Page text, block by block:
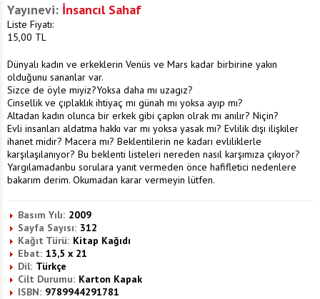
Yayınevi: İnsancıl Sahaf
Liste Fiyatı:
15,00 TL
Dünyalı kadın ve erkeklerin Venüs ve Mars kadar birbirine yakın
olduğunu sananlar var.
Sizce de öyle miyiz?Yoksa daha mı uzagız?
Cinsellik ve çıplaklık ihtiyaç mı günah mı yoksa ayıp mı?
Altadan kadın olunca bir erkek gibi çapkın olrak mı anılır? Niçin?
Evli insanları aldatma hakkı var mı yoksa yasak mı? Evlilik dışı ilişkiler
ihanet midir? Macera mı? Beklentilerin ne kadarı evliliklerle
karşılaşılanıyor? Bu beklenti listeleri nereden nasıl karşımıza çıkıyor?
Yargılamadanbu sorulara yanıt vermeden önce hafifletici nedenlere
bakarım derim. Okumadan karar vermeyin lütfen.
Basım Yılı: 2009
Sayfa Sayısı: 312
Kağıt Türü: Kitap Kağıdı
Ebat: 13,5 x 21
Dil: Türkçe
Cilt Durumu: Karton Kapak
ISBN: 9789944291781